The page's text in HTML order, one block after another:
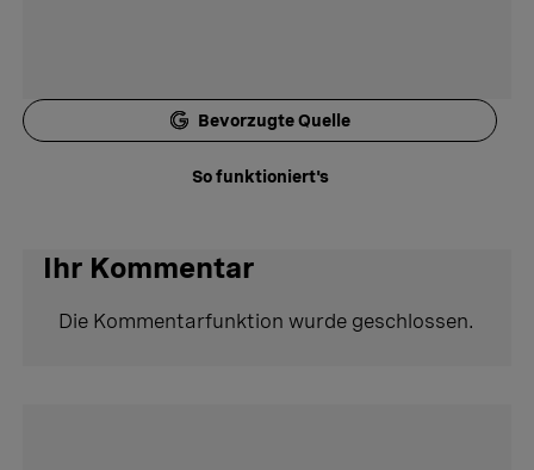
Bevorzugte Quelle
So funktioniert's
Ihr Kommentar
Die Kommentarfunktion wurde geschlossen.